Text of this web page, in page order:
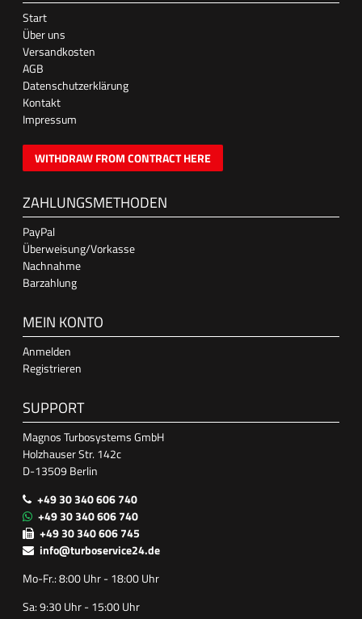
Start
Über uns
Versandkosten
AGB
Datenschutzerklärung
Kontakt
Impressum
WITHDRAW FROM CONTRACT HERE
ZAHLUNGSMETHODEN
PayPal
Überweisung/Vorkasse
Nachnahme
Barzahlung
MEIN KONTO
Anmelden
Registrieren
SUPPORT
Magnos Turbosystems GmbH
Holzhauser Str. 142c
D-13509 Berlin
+49 30 340 606 740
+49 30 340 606 740
+49 30 340 606 745
info@turboservice24.de
Mo-Fr.: 8:00 Uhr - 18:00 Uhr
Sa: 9:30 Uhr - 15:00 Uhr